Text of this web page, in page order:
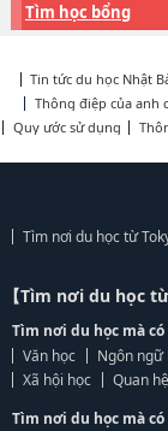
Tìm học bổng
Tin tức du học Nhật
Thông điệp của anh
Quy ước sử dụng
Tìm nơi du học từ
【Tìm nơi du học
Tìm nơi du học mà
Văn học
Ngôn ngữ
Xã hội học
Quan
Tìm nơi du học mà